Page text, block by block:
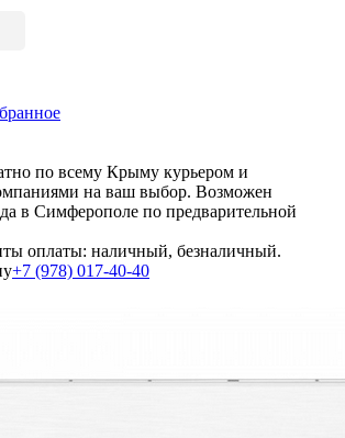
по всему Крыму курьером и
на ваш выбор. Возможен
в Симферополе по предварительной
оплаты: наличный, безналичный.
+7 (978) 017-40-40